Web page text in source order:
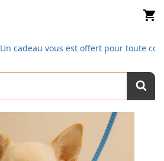
shopping_cart
Un cadeau vous est offert pour toute